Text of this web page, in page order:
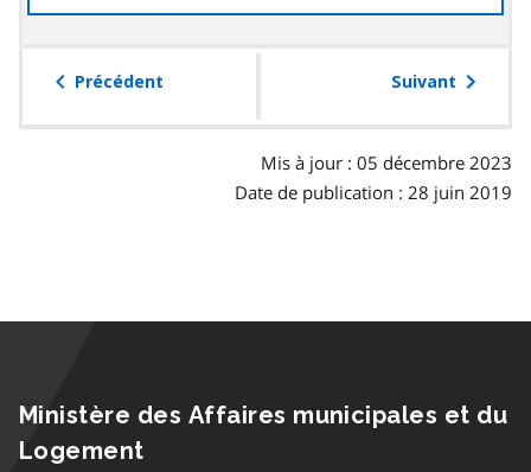
à
table
Précédent Suivant
Mis à jour : 05 décembre 2023
Date de publication : 28 juin 2019
Ministère des Affaires municipales et du
Logement